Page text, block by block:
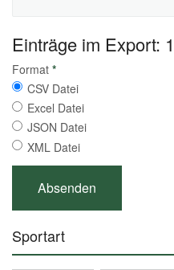
Einträge im Export: 1
Format *
CSV Datei
Excel Datei
JSON Datei
XML Datei
Sportart